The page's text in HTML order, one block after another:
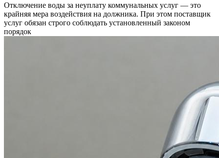
Отключение воды за неуплату коммунальных услуг — это
крайняя мера воздействия на должника. При этом поставщик
услуг обязан строго соблюдать установленный законом
порядок